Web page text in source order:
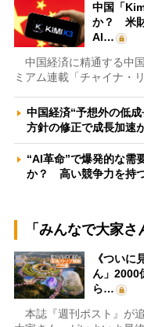
中国「
か？ 米財
AI…
中国経済に精通する中
ミアム連載「チャイナ・
中国経済“予想外の低
方針の修正で成長加速
“AI革命”で爆発的な需
か？ 高い競争力を持
「みんなで大家
《ついに
ん」2000
ら…
本誌『週刊ポスト』が